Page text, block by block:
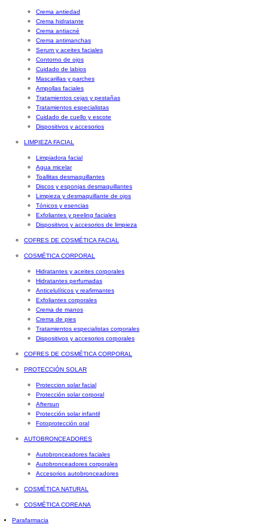
Crema antiedad
Crema hidratante
Crema antiacné
Crema antimanchas
Serum y aceites faciales
Contorno de ojos
Cuidado de labios
Mascarillas y parches
Ampollas faciales
Tratamientos cejas y pestañas
Tratamientos especialistas
Cuidado de cuello y escote
Dispositivos y accesorios
LIMPIEZA FACIAL
Limpiadora facial
Agua micelar
Toallitas desmaquillantes
Discos y esponjas desmaquillantes
Limpieza y desmaquillante de ojos
Tónicos y esencias
Exfoliantes y peeling faciales
Dispositivos y accesorios de limpieza
COFRES DE COSMÉTICA FACIAL
COSMÉTICA CORPORAL
Hidratantes y aceites corporales
Hidratantes perfumadas
Anticelulíticos y reafirmantes
Exfoliantes corporales
Crema de manos
Crema de pies
Tratamientos especialistas corporales
Dispositivos y accesorios corporales
COFRES DE COSMÉTICA CORPORAL
PROTECCIÓN SOLAR
Proteccion solar facial
Protección solar corporal
Aftersun
Protección solar infantil
Fotoprotección oral
AUTOBRONCEADORES
Autobronceadores faciales
Autobronceadores corporales
Accesorios autobronceadores
COSMÉTICA NATURAL
COSMÉTICA COREANA
Parafarmacia